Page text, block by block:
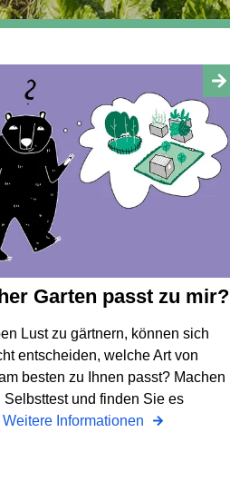
Garten passt zu mir?
Lust zu gärtnern, können sich
entscheiden, welche Art von
besten zu Ihnen passt? Machen
Selbsttest und finden Sie es
Weitere Informationen